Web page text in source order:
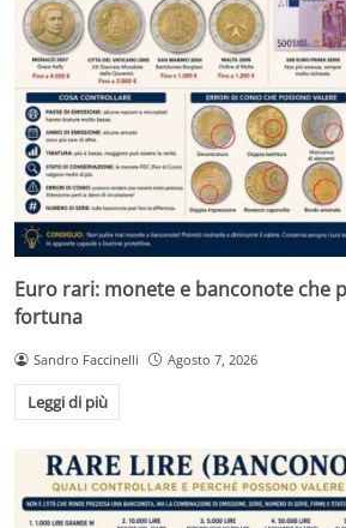
Euro rari: monete e banconote che
fortuna
Sandro Faccinelli Agosto 7, 2026
Leggi di più